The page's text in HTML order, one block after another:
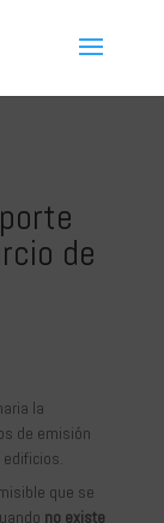
de
la
de emisión
edificios.
que se
no existe